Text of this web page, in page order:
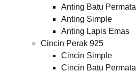
Anting Batu Permata
Anting Simple
Anting Lapis Emas
Cincin Perak 925
Cincin Simple
Cincin Batu Permata